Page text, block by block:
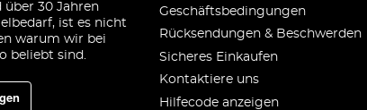
über 30 Jahren
ist es nicht
warum wir bei
beliebt sind.
Geschäftsbedingungen
Rücksendungen & Beschwerden
Sicheres Einkaufen
Kontaktiere uns
Hilfecode anzeigen